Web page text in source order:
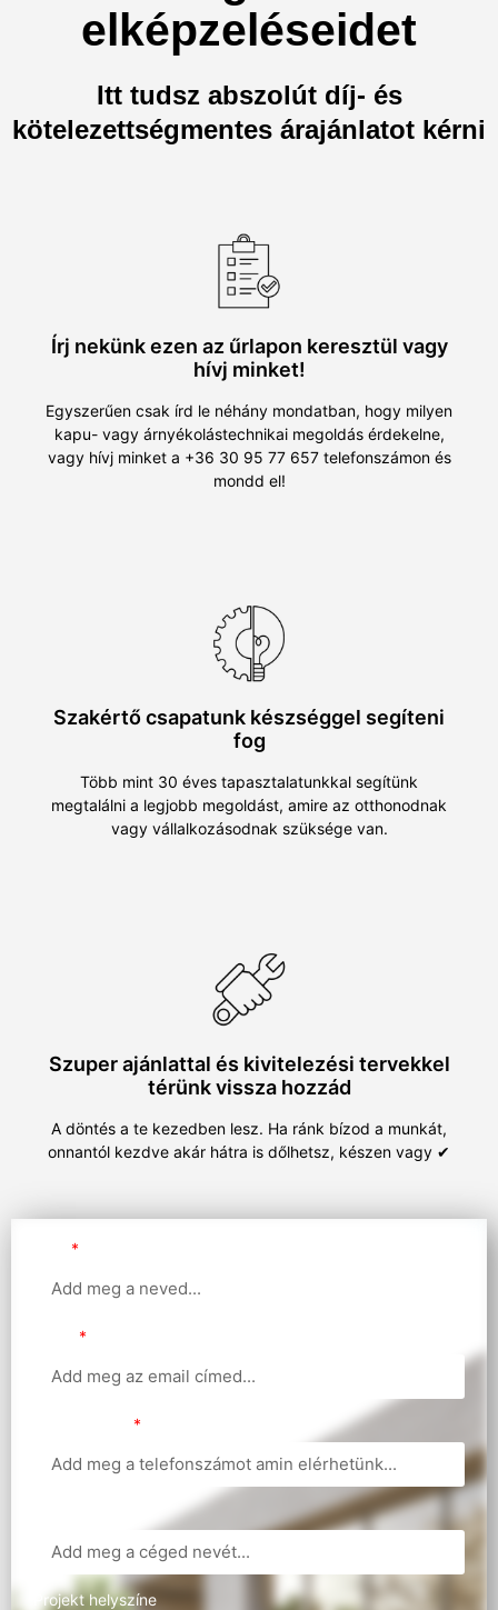
elképzeléseidet
Itt tudsz abszolút díj- és
kötelezettségmentes árajánlatot kérni
Írj nekünk ezen az űrlapon keresztül vagy
hívj minket!
Egyszerűen csak írd le néhány mondatban, hogy milyen
kapu- vagy árnyékolástechnikai megoldás érdekelne,
vagy hívj minket a +36 30 95 77 657 telefonszámon és
mondd el!
Szakértő csapatunk készséggel segíteni
fog
Több mint 30 éves tapasztalatunkkal segítünk
megtalálni a legjobb megoldást, amire az otthonodnak
vagy vállalkozásodnak szüksége van.
Szuper ajánlattal és kivitelezési tervekkel
térünk vissza hozzád
A döntés a te kezedben lesz. Ha ránk bízod a munkát,
onnantól kezdve akár hátra is dőlhetsz, készen vagy ✔
Projekt helyszíne